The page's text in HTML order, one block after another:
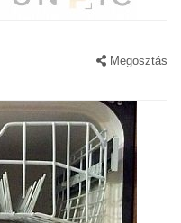
Megosztás